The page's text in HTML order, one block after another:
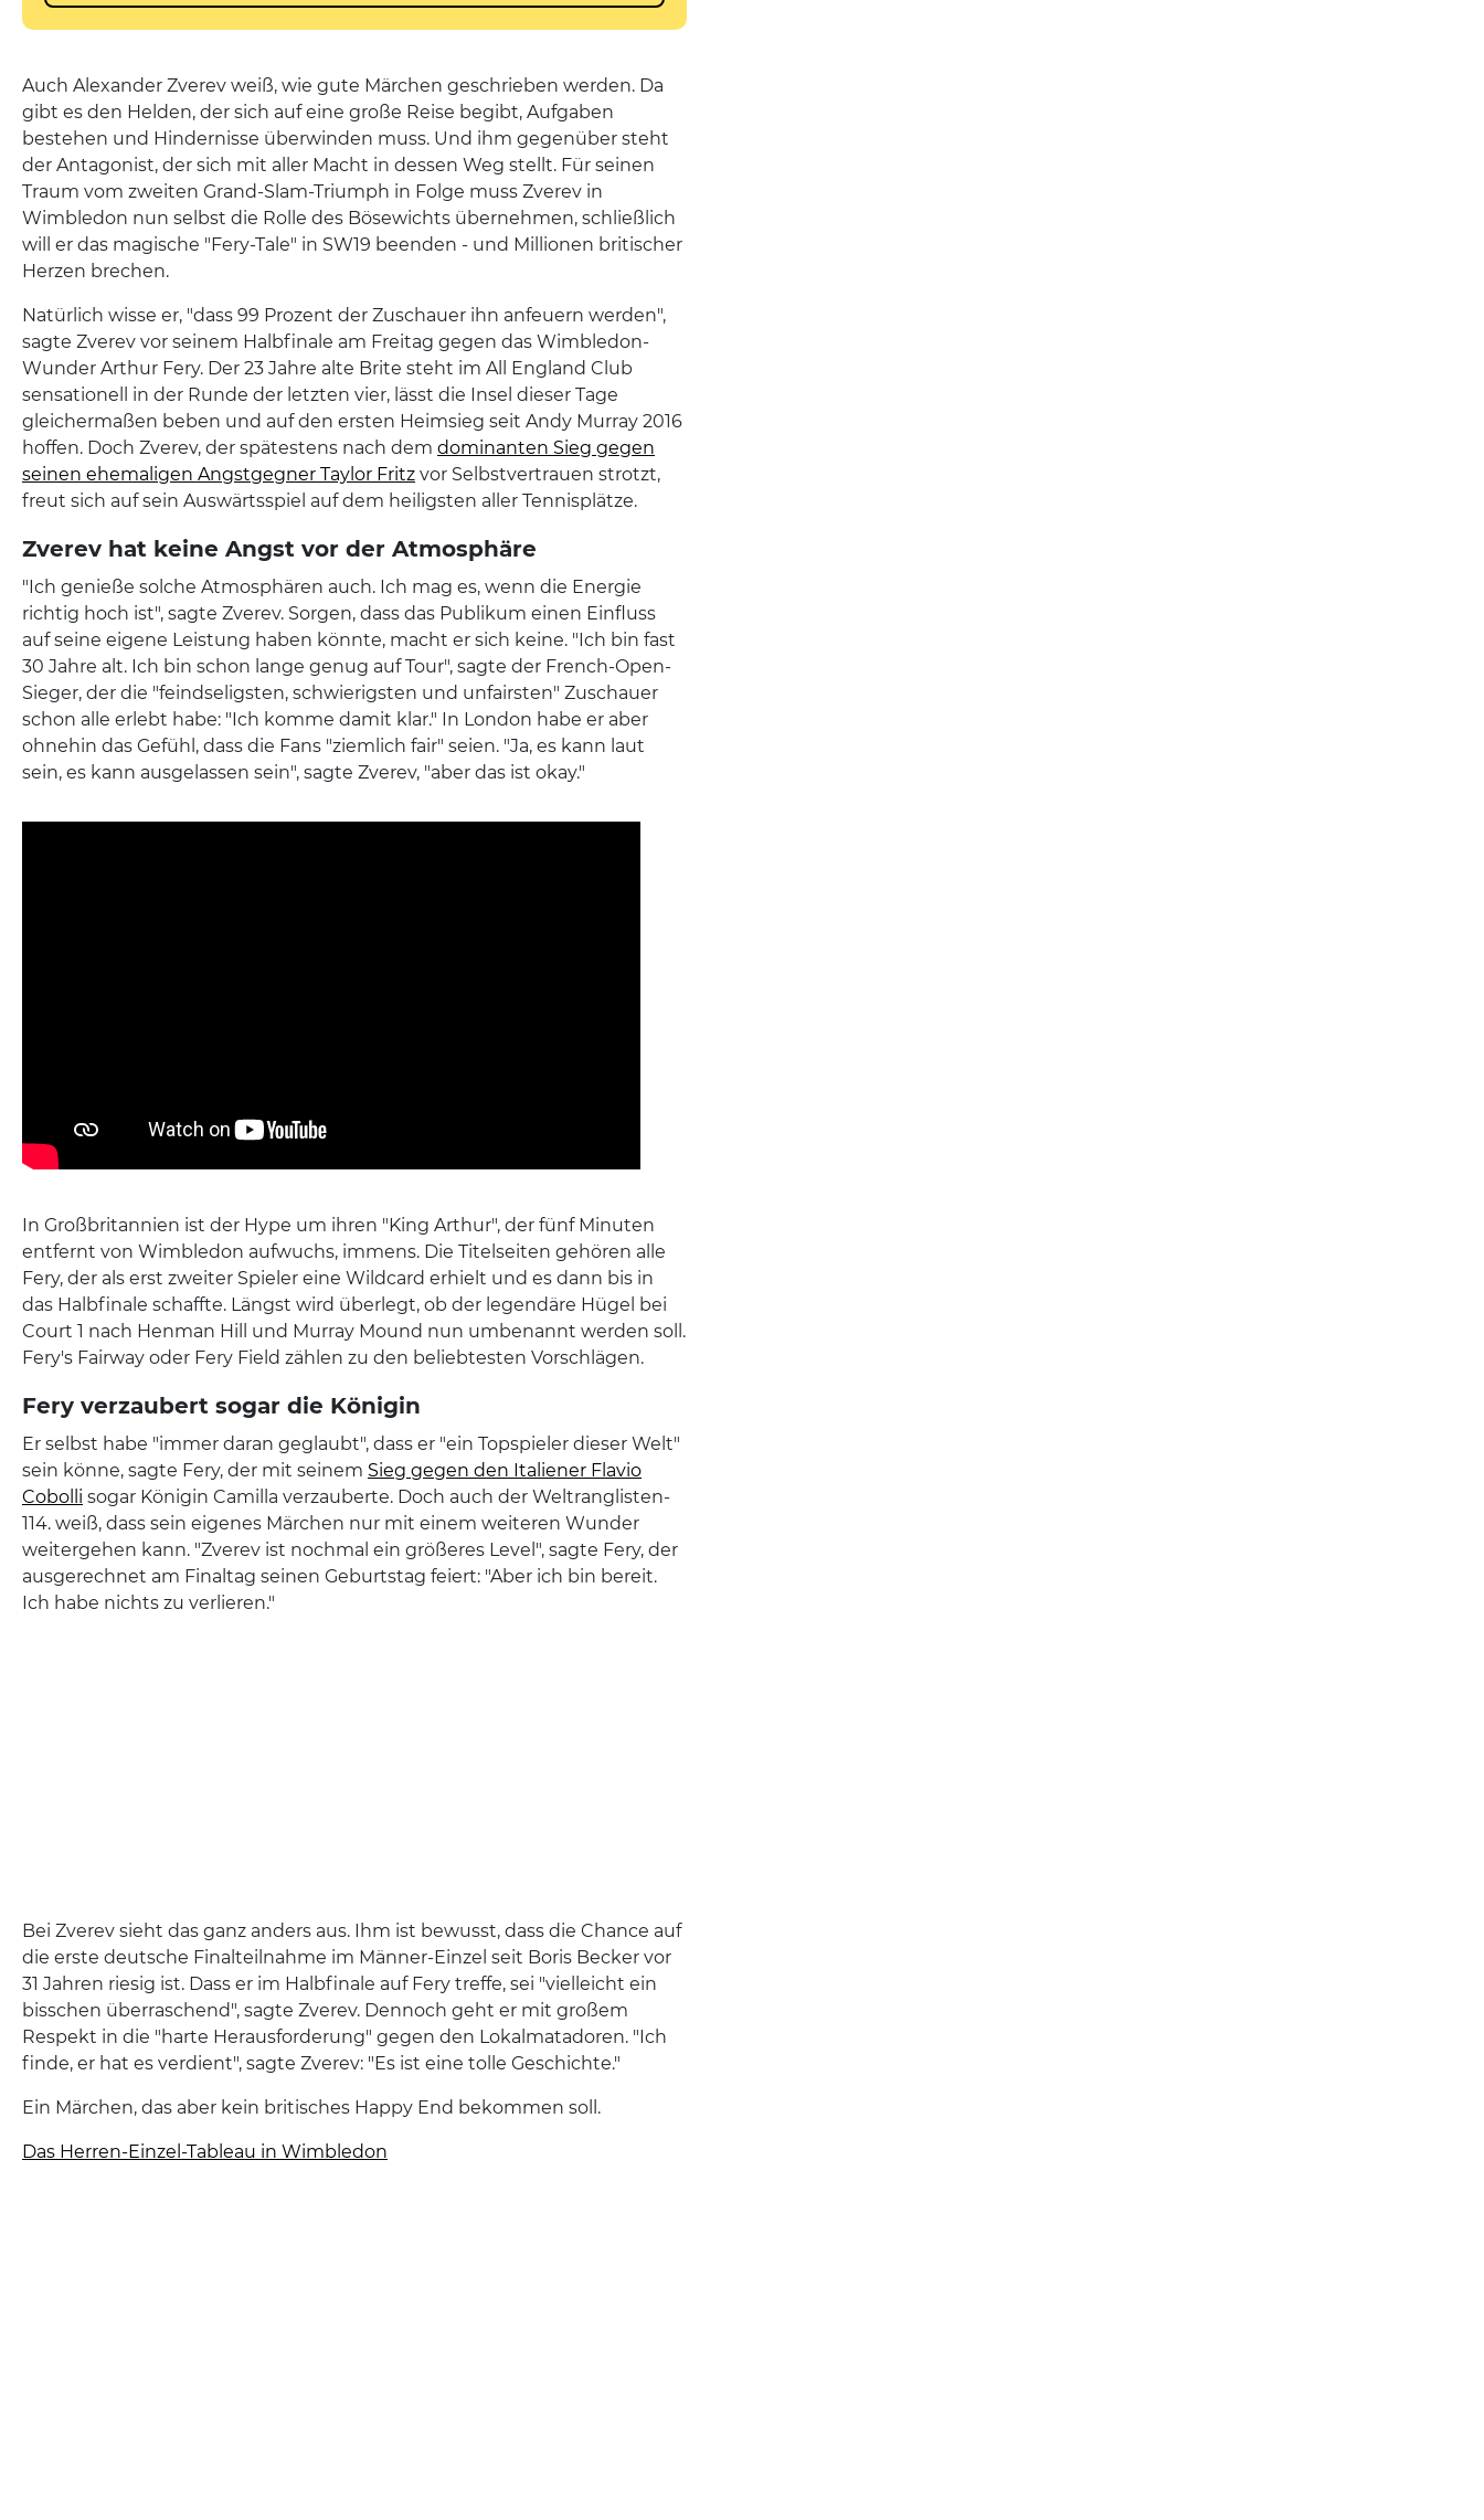
Auch Alexander Zverev weiß, wie gute Märchen geschrieben werden. Da
gibt es den Helden, der sich auf eine große Reise begibt, Aufgaben
bestehen und Hindernisse überwinden muss. Und ihm gegenüber steht
der Antagonist, der sich mit aller Macht in dessen Weg stellt. Für seinen
Traum vom zweiten Grand-Slam-Triumph in Folge muss Zverev in
Wimbledon nun selbst die Rolle des Bösewichts übernehmen, schließlich
will er das magische "Fery-Tale" in SW19 beenden - und Millionen britischer
Herzen brechen.
Natürlich wisse er, "dass 99 Prozent der Zuschauer ihn anfeuern werden",
sagte Zverev vor seinem Halbfinale am Freitag gegen das Wimbledon-
Wunder Arthur Fery. Der 23 Jahre alte Brite steht im All England Club
sensationell in der Runde der letzten vier, lässt die Insel dieser Tage
gleichermaßen beben und auf den ersten Heimsieg seit Andy Murray 2016
hoffen. Doch Zverev, der spätestens nach dem dominanten Sieg gegen
seinen ehemaligen Angstgegner Taylor Fritz vor Selbstvertrauen strotzt,
freut sich auf sein Auswärtsspiel auf dem heiligsten aller Tennisplätze.
Zverev hat keine Angst vor der Atmosphäre
"Ich genieße solche Atmosphären auch. Ich mag es, wenn die Energie
richtig hoch ist", sagte Zverev. Sorgen, dass das Publikum einen Einfluss
auf seine eigene Leistung haben könnte, macht er sich keine. "Ich bin fast
30 Jahre alt. Ich bin schon lange genug auf Tour", sagte der French-Open-
Sieger, der die "feindseligsten, schwierigsten und unfairsten" Zuschauer
schon alle erlebt habe: "Ich komme damit klar." In London habe er aber
ohnehin das Gefühl, dass die Fans "ziemlich fair" seien. "Ja, es kann laut
sein, es kann ausgelassen sein", sagte Zverev, "aber das ist okay."
In Großbritannien ist der Hype um ihren "King Arthur", der fünf Minuten
entfernt von Wimbledon aufwuchs, immens. Die Titelseiten gehören alle
Fery, der als erst zweiter Spieler eine Wildcard erhielt und es dann bis in
das Halbfinale schaffte. Längst wird überlegt, ob der legendäre Hügel bei
Court 1 nach Henman Hill und Murray Mound nun umbenannt werden soll.
Fery's Fairway oder Fery Field zählen zu den beliebtesten Vorschlägen.
Fery verzaubert sogar die Königin
Er selbst habe "immer daran geglaubt", dass er "ein Topspieler dieser Welt"
sein könne, sagte Fery, der mit seinem Sieg gegen den Italiener Flavio
Cobolli sogar Königin Camilla verzauberte. Doch auch der Weltranglisten-
114. weiß, dass sein eigenes Märchen nur mit einem weiteren Wunder
weitergehen kann. "Zverev ist nochmal ein größeres Level", sagte Fery, der
ausgerechnet am Finaltag seinen Geburtstag feiert: "Aber ich bin bereit.
Ich habe nichts zu verlieren."
Bei Zverev sieht das ganz anders aus. Ihm ist bewusst, dass die Chance auf
die erste deutsche Finalteilnahme im Männer-Einzel seit Boris Becker vor
31 Jahren riesig ist. Dass er im Halbfinale auf Fery treffe, sei "vielleicht ein
bisschen überraschend", sagte Zverev. Dennoch geht er mit großem
Respekt in die "harte Herausforderung" gegen den Lokalmatadoren. "Ich
finde, er hat es verdient", sagte Zverev: "Es ist eine tolle Geschichte."
Ein Märchen, das aber kein britisches Happy End bekommen soll.
Das Herren-Einzel-Tableau in Wimbledon